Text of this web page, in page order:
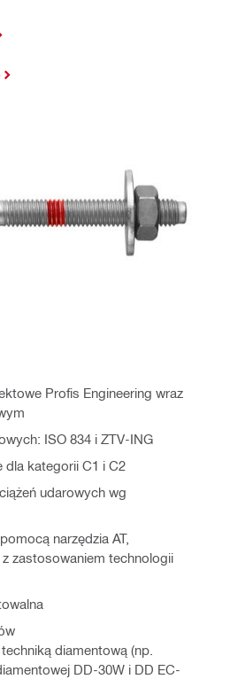
Profis Engineering wraz
ISO 834 i ZTV-ING
dla kategorii C1 i C2
udarowych wg
narzędzia AT,
zastosowaniem technologii
diamentową (np.
DD-30W i DD EC-